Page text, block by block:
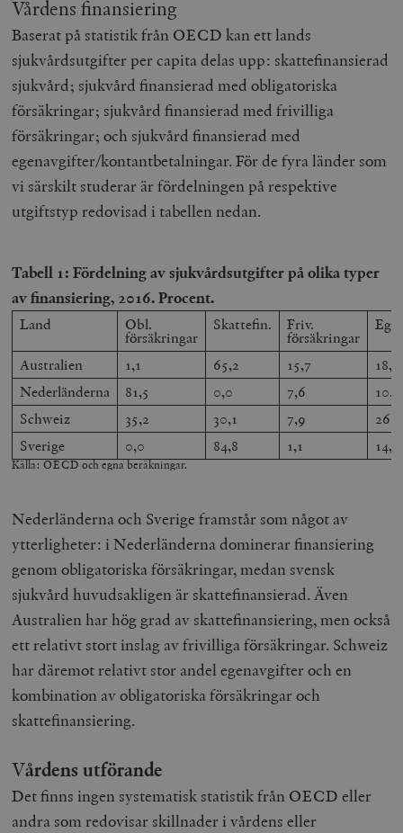
Vårdens finansiering
Baserat på statistik från OECD kan ett lands
sjukvårdsutgifter per capita delas upp: skattefinansierad
sjukvård; sjukvård finansierad med obligatoriska
försäkringar; sjukvård finansierad med frivilliga
försäkringar; och sjukvård finansierad med
egenavgifter/kontantbetalningar. För de fyra länder som
vi särskilt studerar är fördelningen på respektive
utgiftstyp redovisad i tabellen nedan.
Tabell 1: Fördelning av sjukvårdsutgifter på olika typer
av finansiering, 2016. Procent.
Land Obl.
försäkringar
Skattefin. Friv.
försäkringar
Australien 1,1 65,2 15,7
18,0
Nederländerna
81,5 0,0 7,6
10,9
Schweiz
35,2 30,1 7,9
26,8
Sverige
0,0 84,8 1,1 14,1
Källa: OECD och egna beräkningar.
Nederländerna och Sverige framstår som något av
ytterligheter: i Nederländerna dominerar finansiering
genom obligatoriska försäkringar, medan svensk
sjukvård huvudsakligen är skattefinansierad. Även
Australien har hög grad av skattefinansiering, men också
ett relativt stort inslag av frivilliga försäkringar. Schweiz
har däremot relativt stor andel egenavgifter och en
kombination av obligatoriska försäkringar och
skattefinansiering.
Vårdens utförande
Det finns ingen systematisk statistik från OECD eller
andra som redovisar skillnader i vårdens eller